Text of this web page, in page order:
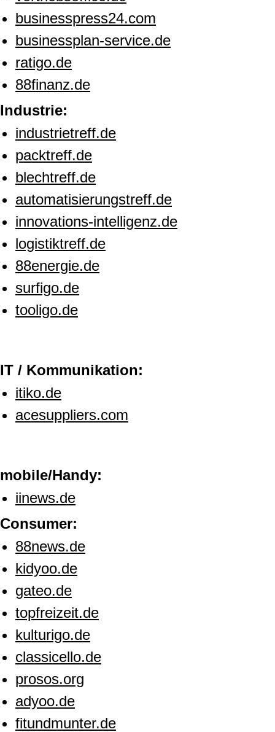
businesspress24.com
businessplan-service.de
ratigo.de
88finanz.de
Industrie:
industrietreff.de
packtreff.de
blechtreff.de
automatisierungstreff.de
innovations-intelligenz.de
logistiktreff.de
88energie.de
surfigo.de
tooligo.de
IT / Kommunikation:
itiko.de
acesuppliers.com
mobile/Handy:
iinews.de
Consumer:
88news.de
kidyoo.de
gateo.de
topfreizeit.de
kulturigo.de
classicello.de
prosos.org
adyoo.de
fitundmunter.de